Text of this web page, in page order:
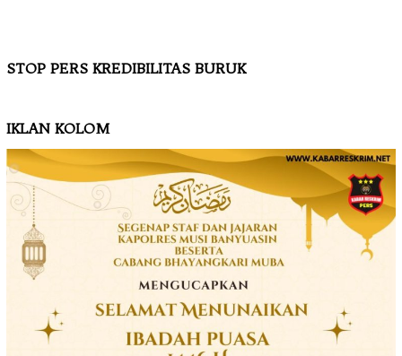
STOP PERS KREDIBILITAS BURUK
IKLAN KOLOM